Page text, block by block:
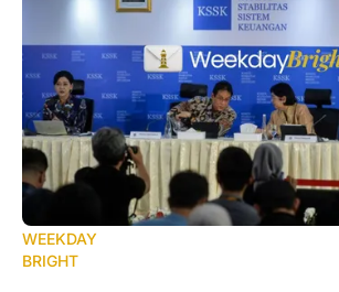
WEEKDAY
BRIGHT